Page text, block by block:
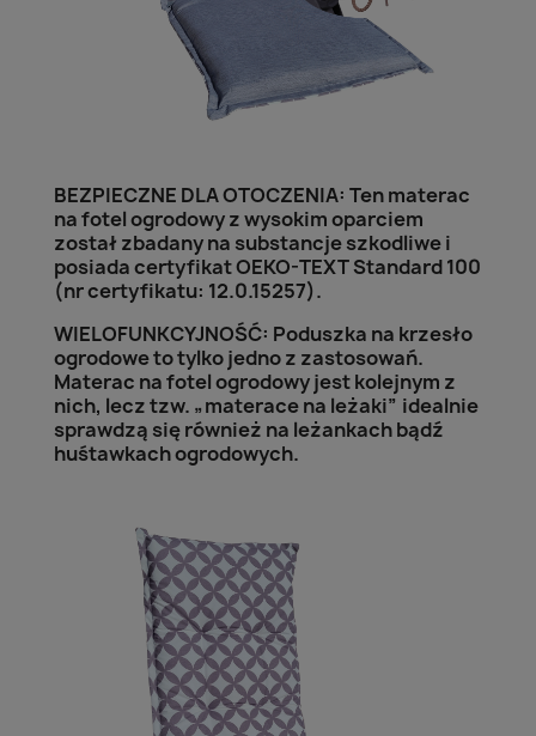
BEZPIECZNE DLA OTOCZENIA: Ten materac
na fotel ogrodowy z wysokim oparciem
został zbadany na substancje szkodliwe i
posiada certyfikat OEKO-TEXT Standard 100
(nr certyfikatu: 12.0.15257).
WIELOFUNKCYJNOŚĆ: Poduszka na krzesło
ogrodowe to tylko jedno z zastosowań.
Materac na fotel ogrodowy jest kolejnym z
nich, lecz tzw. „materace na leżaki” idealnie
sprawdzą się również na leżankach bądź
huśtawkach ogrodowych.